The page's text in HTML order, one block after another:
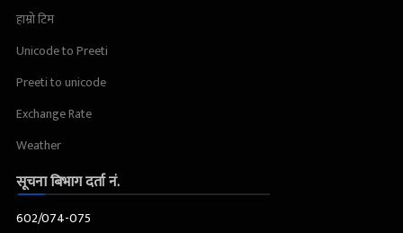
हाम्रो टिम
Unicode to Preeti
Preeti to unicode
Exchange Rate
Weather
सूचना बिभाग दर्ता नं.
602/074-075